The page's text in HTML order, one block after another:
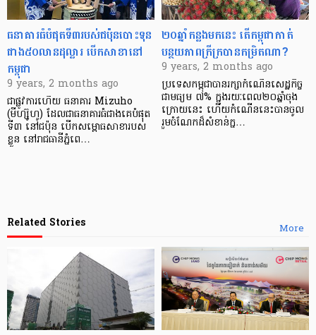
ធនាគារ​ធំ​បំផុត​ទី៣​របស់​ជប៉ុនបោះ​ទុន​
ជាង៥០លាន​ដុល្លារ​ បើក​សាខា​នៅ​
កម្ពុជា
9 years, 2 months ago
ជា​ផ្លូវការហើយ​ ធនាគារ Mizuho
(មីហ្ស៊ូហូ) ដែល​ជា​ធនាគារ​ធំ​ជាង​គេ​បំផុត​
ទី៣ នៅ​ជប៉ុន បើក​សម្ពោធ​សាខារបស់​
ខ្លួន នៅ​រាជ​ធានី​ភ្នំពេ…
២០​ឆ្នាំ​កន្លង​មក​នេះ តើ​កម្ពុជា​កាត់​
បន្ថយ​ភាព​ក្រីក្រ​បាន​កម្រិត​ណា?
9 years, 2 months ago
ប្រទេស​កម្ពុជា​បាន​រក្សា​កំណើន​សេដ្ឋកិច្ច​
ជាមធ្យម ៧% ក្នុង​រយៈ​ពេល​២០​ឆ្នាំ​ចុង​
ក្រោយ​នេះ ហើយ​កំណើន​នេះ​បាន​ចូល
រួម​ចំណែក​ដ៏​សំខាន់​ក្ន…
More
Related Stories